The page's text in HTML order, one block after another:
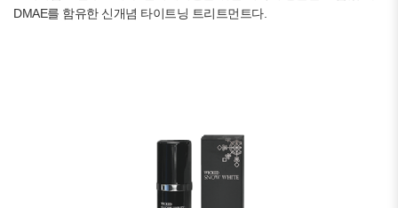
DMAE를 함유한 신개념 타이트닝 트리트먼트다.